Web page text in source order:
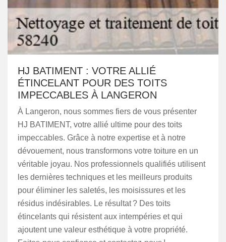
HJ BATIMENT : VOTRE ALLIÉ
ÉTINCELANT POUR DES TOITS
IMPECCABLES À LANGERON
À Langeron, nous sommes fiers de vous présenter
HJ BATIMENT, votre allié ultime pour des toits
impeccables. Grâce à notre expertise et à notre
dévouement, nous transformons votre toiture en un
véritable joyau. Nos professionnels qualifiés utilisent
les dernières techniques et les meilleurs produits
pour éliminer les saletés, les moisissures et les
résidus indésirables. Le résultat ? Des toits
étincelants qui résistent aux intempéries et qui
ajoutent une valeur esthétique à votre propriété.